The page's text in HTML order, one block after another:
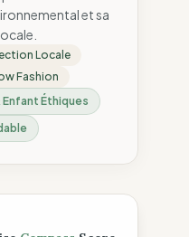
et sa
Locale
Fashion
Éthiques
Compass